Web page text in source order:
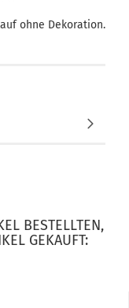
ohne Dekoration.
BESTELLTEN,
GEKAUFT: